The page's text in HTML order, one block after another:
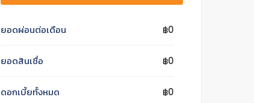
ยอดผ่อนต่อเดือน ฿0
ยอดสินเชื่อ ฿0
ดอกเบี้ยทั้งหมด ฿0